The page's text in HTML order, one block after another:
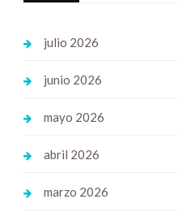
julio 2026
junio 2026
mayo 2026
abril 2026
marzo 2026